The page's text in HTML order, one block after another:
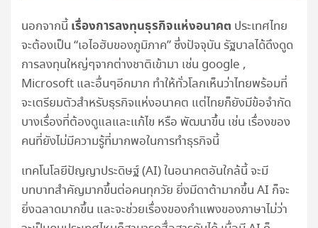
นอกจากนี้ เรื่องการลงทุนธุรกิจแห่งอนาคต ประเทศไทย
จะต้องเป็น “เอไอฮับของภูมิภาค” ซึ่งปัจจุบัน รัฐบาลได้ดึงดูด
การลงทุนใหญ่ๆจากต่างชาติเข้ามา เช่น google ,
Microsoft และอื่นๆอีกมาก ทำให้ทั่วโลกเห็นว่าไทยพร้อมที่
จะเตรียมตัวสำหรับธุรกิจแห่งอนาคต แต่ไทยก็ยังมีข้อจำกัด
บางเรื่องที่ต้องดูแลและแก้ไข หรือ พัฒนาขึ้น เช่น เรื่องของ
คนที่ยังไม่มีความรู้ที่มากพอในการทำธุรกิจนี้
เทคโนโลยีปัญญาประดิษฐ์ (AI) ในอนาคตอันใกล้นี้ จะมี
บทบาทสำคัญมากขึ้นต่อคนทุกวัย ยิ่งมีดาต้ามากขึ้น AI ก็จะ
ยิ่งฉลาดมากขึ้น และจะช่วยเรื่องของกำแพงของภาษาไม่ว่า